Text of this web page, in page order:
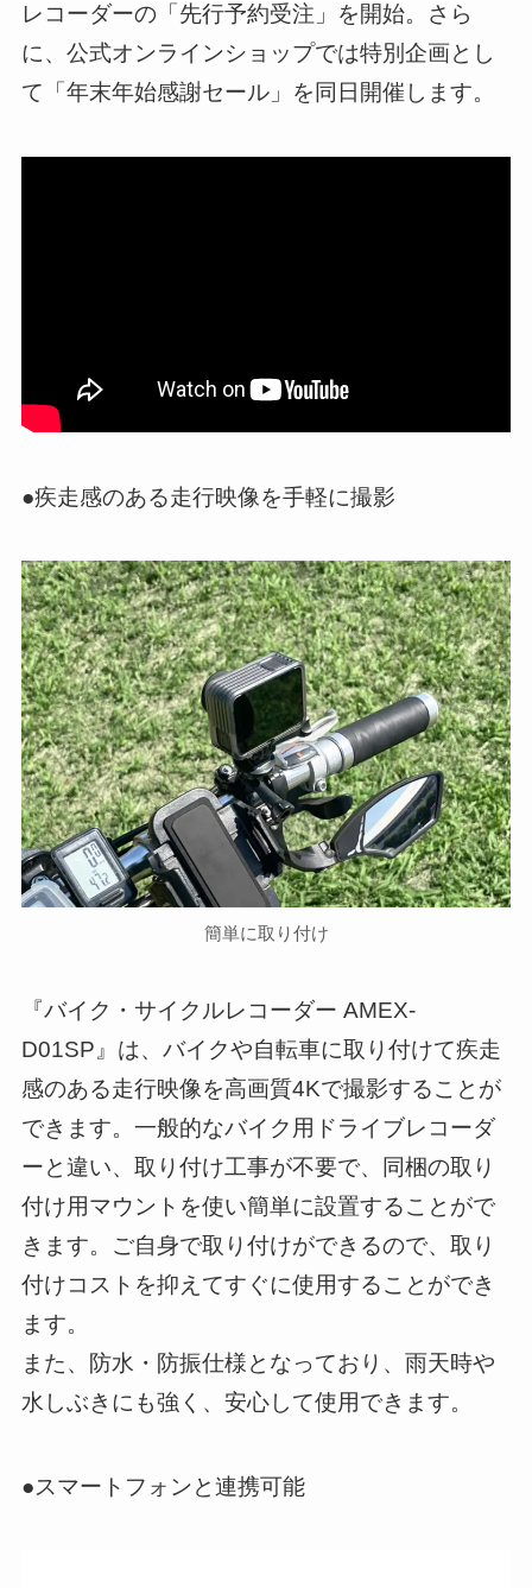
レコーダーの「先行予約受注」を開始。さら
に、公式オンラインショップでは特別企画とし
て「年末年始感謝セール」を同日開催します。
●疾走感のある走行映像を手軽に撮影
簡単に取り付け
『バイク・サイクルレコーダー AMEX-
D01SP』は、バイクや自転車に取り付けて疾走
感のある走行映像を高画質4Kで撮影することが
できます。一般的なバイク用ドライブレコーダ
ーと違い、取り付け工事が不要で、同梱の取り
付け用マウントを使い簡単に設置することがで
きます。ご自身で取り付けができるので、取り
付けコストを抑えてすぐに使用することができ
ます。
また、防水・防振仕様となっており、雨天時や
水しぶきにも強く、安心して使用できます。
●スマートフォンと連携可能